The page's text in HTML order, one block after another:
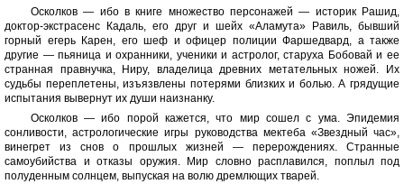
Осколков — ибо в книге множество персонажей — историк Рашид,
доктор-экстрасенс Кадаль, его друг и шейх «Аламута» Равиль, бывший
горный егерь Карен, его шеф и офицер полиции Фаршедвард, а также
другие — пьяница и охранники, ученики и астролог, старуха Бобовай и ее
странная правнучка, Ниру, владелица древних метательных ножей. Их
судьбы переплетены, изъязвлены потерями близких и болью. А грядущие
испытания вывернут их души наизнанку.
Осколков — ибо порой кажется, что мир сошел с ума. Эпидемия
сонливости, астрологические игры руководства мектеба «Звездный час»,
винегрет из снов о прошлых жизней — перерождениях. Странные
самоубийства и отказы оружия. Мир словно расплавился, поплыл под
полуденным солнцем, выпуская на волю дремлющих тварей.